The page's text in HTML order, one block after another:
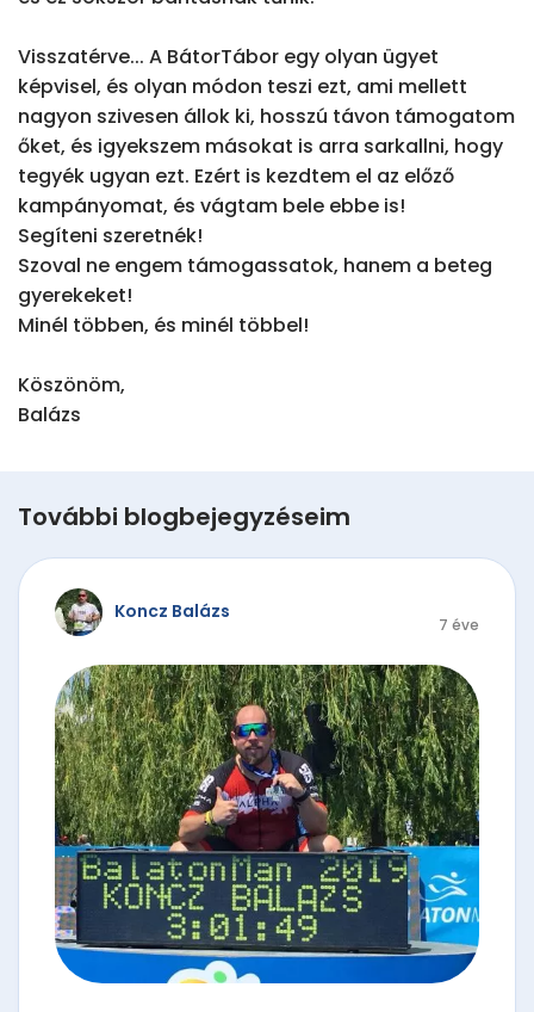
Visszatérve... A BátorTábor egy olyan ügyet
képvisel, és olyan módon teszi ezt, ami mellett
nagyon szivesen állok ki, hosszú távon támogatom
őket, és igyekszem másokat is arra sarkallni, hogy
tegyék ugyan ezt. Ezért is kezdtem el az előző
kampányomat, és vágtam bele ebbe is!
Segíteni szeretnék!
Szoval ne engem támogassatok, hanem a beteg
gyerekeket!
Minél többen, és minél többel!
Köszönöm,
Balázs
További blogbejegyzéseim
Koncz Balázs
7 éve